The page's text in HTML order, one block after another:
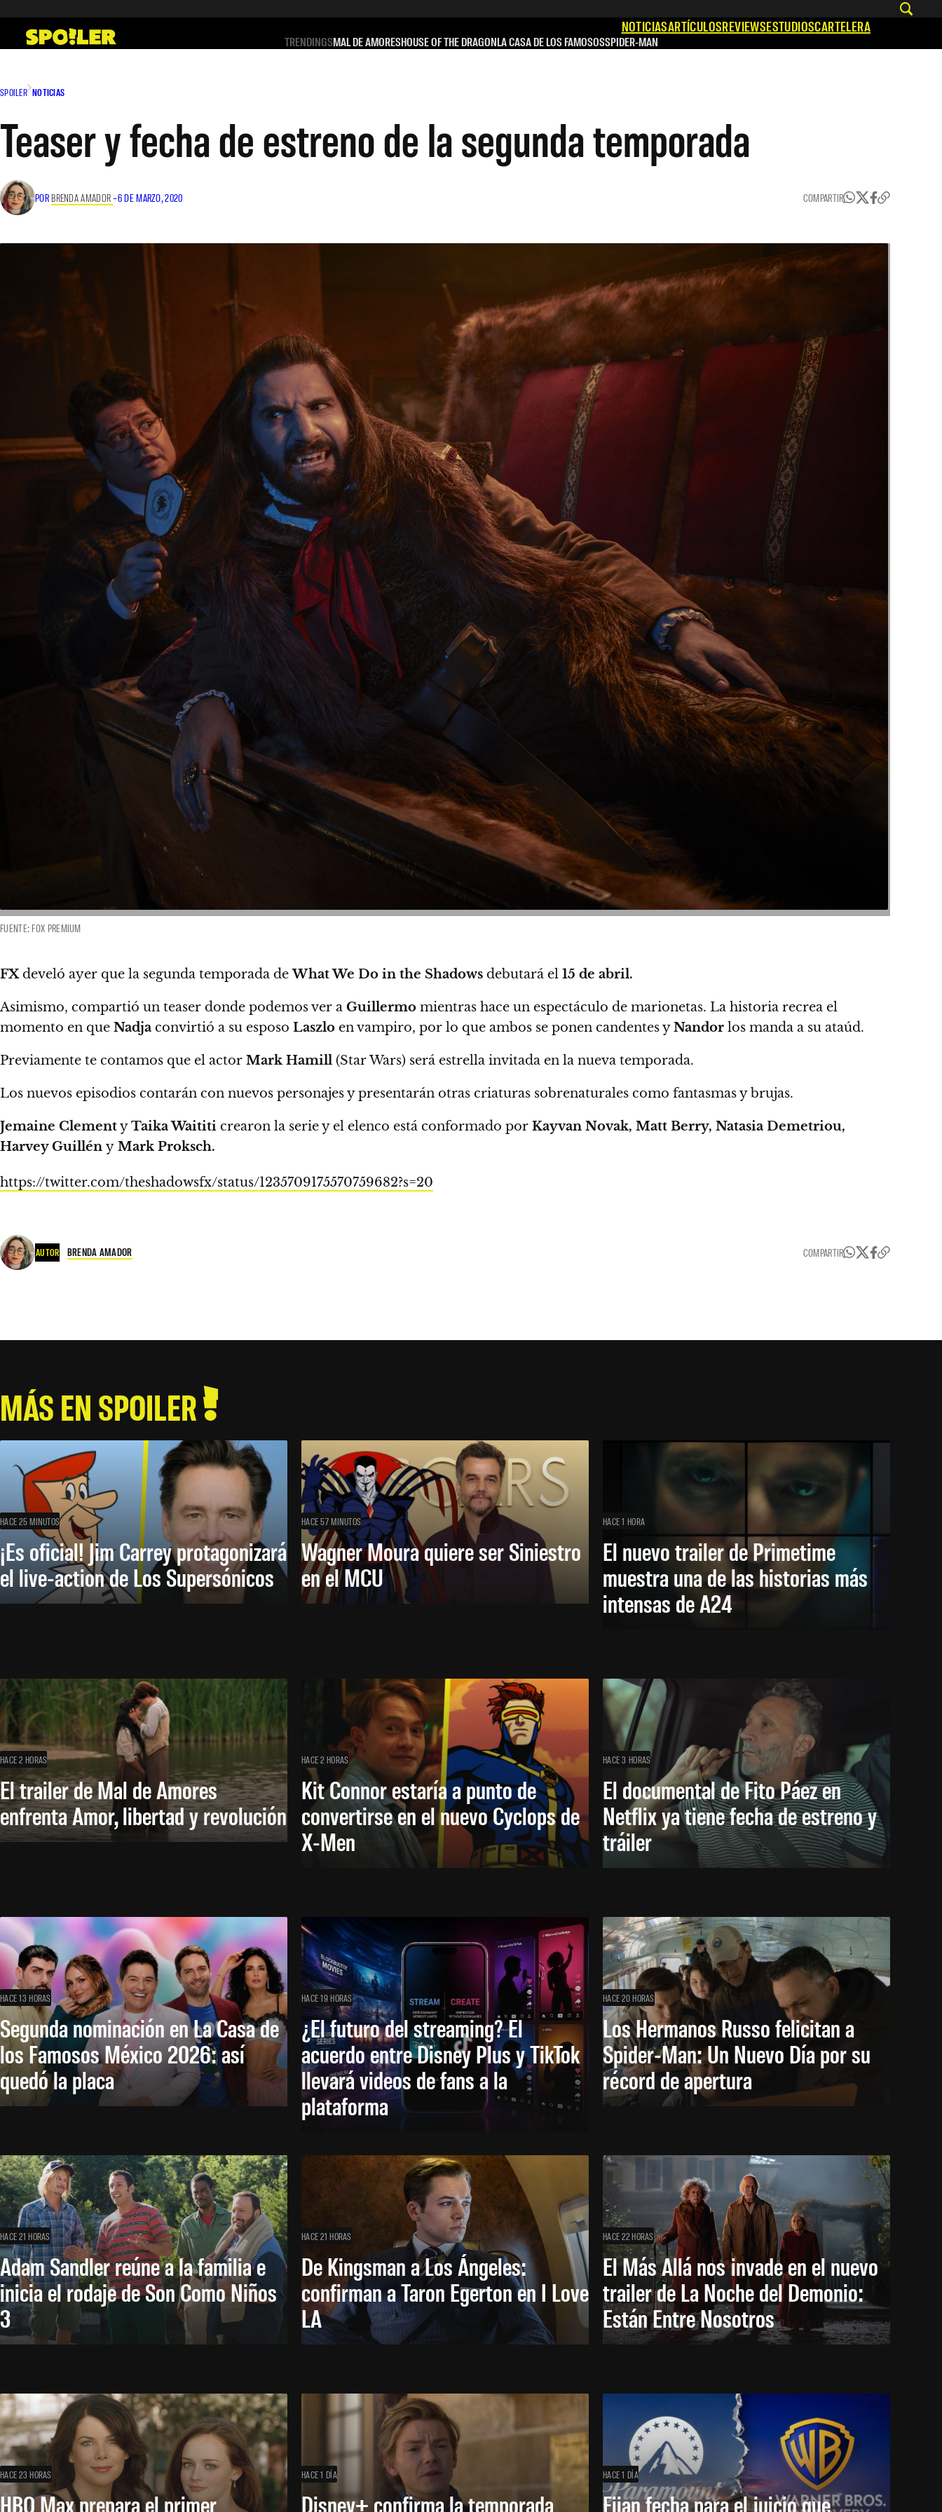
contenido
NOTICIASARTÍCULOSREVIEWSESTUDIOSCARTELERA
TRENDINGSMAL DE AMORESHOUSE OF THE DRAGONLA CASA DE LOS FAMOSOSSPIDER-MAN
SPOILER NOTICIAS
Teaser y fecha de estreno de la segunda temporada
POR BRENDA AMADOR–6 DE MARZO, 2020 COMPARTIR
FUENTE: FOX PREMIUM
FXdeveló ayer que la segunda temporada deWhat We Do in the Shadows debutará el 15 de abril.
Asimismo, compartió un teaser donde podemos ver a Guillermo mientras hace un espectáculo de marionetas. La historia recrea el
momento en que Nadja convirtió a su esposo Laszlo en vampiro, por lo que ambos se ponen candentes yNandor los manda a su ataúd.
Previamente te contamos que el actor Mark Hamill (Star Wars) será estrella invitada en la nueva temporada.
Los nuevos episodios contarán con nuevos personajes y presentarán otras criaturas sobrenaturales como fantasmas y brujas.
Jemaine ClementyTaika Waititi crearon la serie y el elenco está conformado por Kayvan Novak, Matt Berry, Natasia Demetriou,
Harvey Guillén y Mark Proksch.
https://twitter.com/theshadowsfx/status/1235709175570759682?s=20
AUTOR BRENDA AMADOR COMPARTIR
MÁS EN SPOILER
HACE 25 MINUTOS
¡Es oficial! Jim Carrey protagonizará
el live-action de Los Supersónicos
HACE 57 MINUTOS
Wagner Moura quiere ser Siniestro
en el MCU
HACE 1 HORA
El nuevo trailer de Primetime
muestra una de las historias más
intensas de A24
HACE 2 HORAS
El trailer de Mal de Amores
enfrenta Amor, libertad y revolución
HACE 2 HORAS
Kit Connor estaría a punto de
convertirse en el nuevo Cyclops de
X-Men
HACE 3 HORAS
El documental de Fito Páez en
Netflix ya tiene fecha de estreno y
tráiler
HACE 13 HORAS
Segunda nominación en La Casa de
los Famosos México 2026: así
quedó la placa
HACE 19 HORAS
¿El futuro del streaming? El
acuerdo entre Disney Plus y TikTok
llevará videos de fans a la
plataforma
HACE 20 HORAS
Los Hermanos Russo felicitan a
Spider-Man: Un Nuevo Día por su
récord de apertura
HACE 21 HORAS
Adam Sandler reúne a la familia e
inicia el rodaje de Son Como Niños
3
HACE 21 HORAS
De Kingsman a Los Ángeles:
confirman a Taron Egerton en I Love
LA
HACE 22 HORAS
El Más Allá nos invade en el nuevo
trailer de La Noche del Demonio:
Están Entre Nosotros
HACE 23 HORAS
HBO Max prepara el primer
HACE 1 DÍA
Disney+ confirma la temporada
HACE 1 DÍA
Fijan fecha para el juicio que